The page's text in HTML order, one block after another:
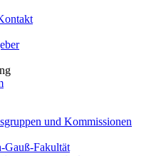
und Kommissionen
Gauß-Fakultät